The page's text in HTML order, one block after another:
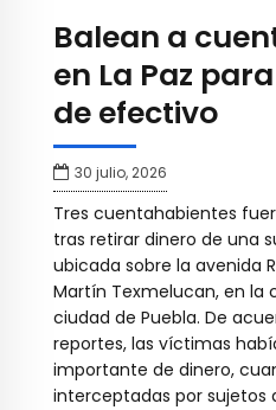
Balean a
en La Paz
de efectivo
30 julio, 2026
Tres cuentahabientes
tras retirar dinero de una
ubicada sobre la avenida
Martín Texmelucan, en la
ciudad de Puebla. De
reportes, las víctimas
importante de dinero,
interceptadas por sujetos